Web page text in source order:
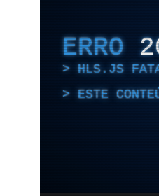
ERRO
HLS.JS
ESTE